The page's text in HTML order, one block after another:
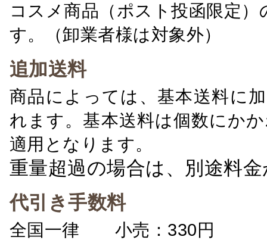
コスメ商品（ポスト投函限定
す。（卸業者様は対象外）
追加送料
商品によっては、基本送料に
れます。基本送料は個数にか
適用となります。
重量超過の場合は、別途料
代引き手数料
全国一律 小売：330円 卸